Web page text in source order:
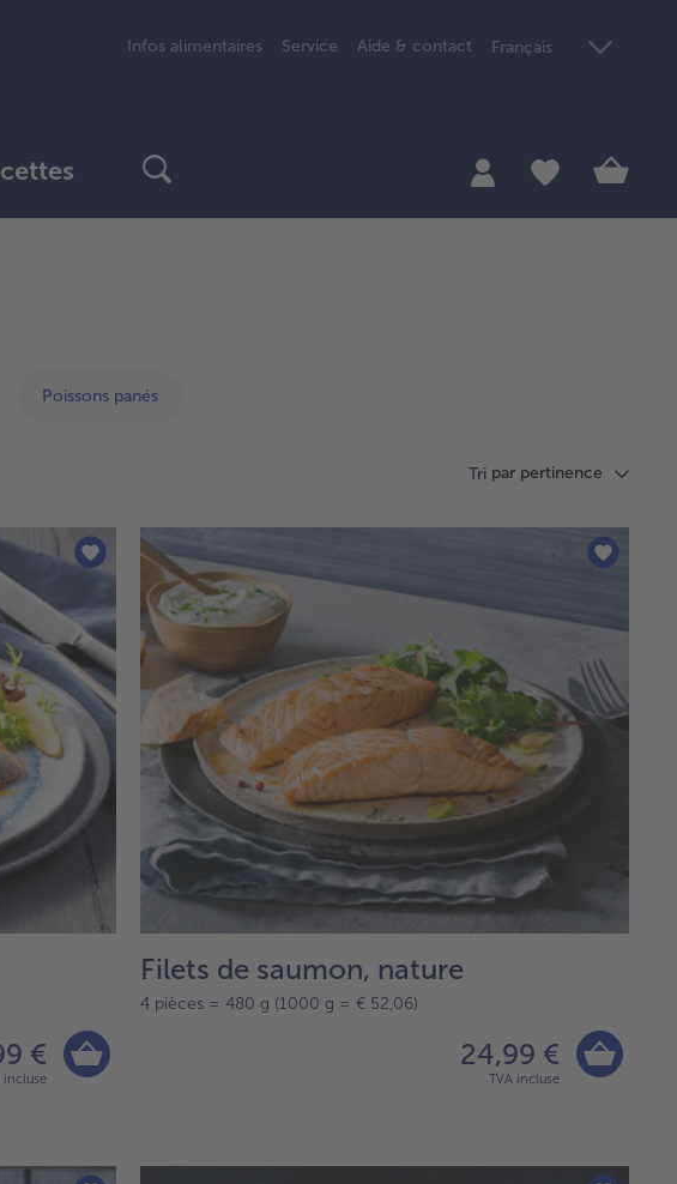
Infos alimentaires Service Aide & contact Français
Poissons panés
Tri par pertinence
€
incluse
Filets de saumon, nature
4 pièces = 480 g (1000 g = € 52,06)
24,99 €
TVA incluse